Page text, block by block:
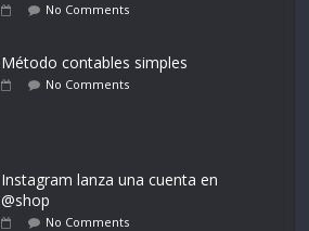
No Comments
Método contables simples
No Comments
Instagram lanza una cuenta en
@shop
No Comments